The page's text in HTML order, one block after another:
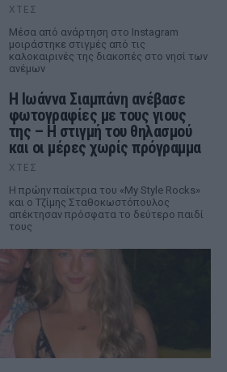
ΧΤΕΣ
Μέσα από ανάρτηση στο Instagram
μοιράστηκε στιγμές από τις
καλοκαιρινές της διακοπές στο νησί των
ανέμων
H Ιωάννα Σιαμπάνη ανέβασε
φωτογραφίες με τους γιους
της – Η στιγμή του θηλασμού
και οι μέρες χωρίς πρόγραμμα
ΧΤΕΣ
Η πρώην παίκτρια του «My Style Rocks»
και ο Τζίμης Σταθοκωστόπουλος
απέκτησαν πρόσφατα το δεύτερο παιδί
τους